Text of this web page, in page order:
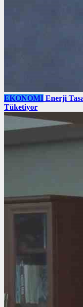
EKONOMI Enerji
Tüketiyor